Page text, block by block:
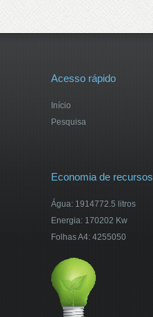
Acesso rápido
Início
Pesquisa
Economia de recursos
Água: 1914772.5 litros
Energia: 170202 Kw
Folhas A4: 4255050